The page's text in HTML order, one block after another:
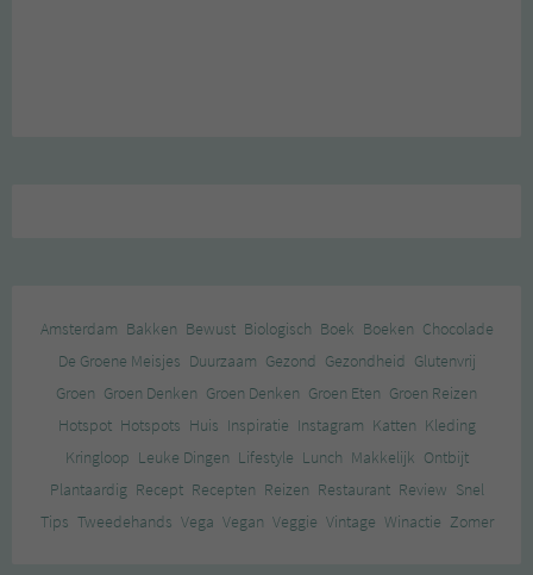
Amsterdam Bakken Bewust Biologisch Boek Boeken Chocolade
De Groene Meisjes Duurzaam Gezond Gezondheid Glutenvrij
Groen Groen Denken Groen Denken Groen Eten Groen Reizen
Hotspot Hotspots Huis Inspiratie Instagram Katten Kleding
Kringloop Leuke Dingen Lifestyle Lunch Makkelijk Ontbijt
Plantaardig Recept Recepten Reizen Restaurant Review Snel
Tips Tweedehands Vega Vegan Veggie Vintage Winactie Zomer